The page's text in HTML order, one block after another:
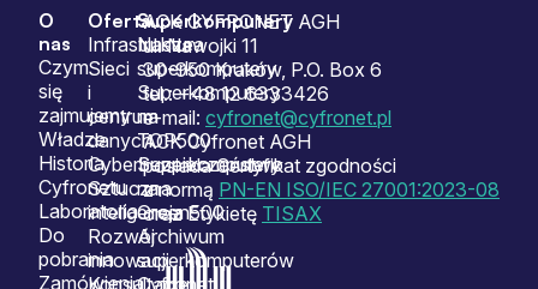
Sitemap
O
nas
Czym
się
zajmujemy
Władze
Historia
Cyfronetu
Laboratoria
Do
pobrania
Zamówienia
Oferta
Infrastruktura
Sieci
i
centrum
danych
Cyberbezpieczeństwo
Sztuczna
inteligencja
Rozwój
innowacji
Konsultacje
Superkomputery
Nasze
superkomputery
Superkomputery
na
TOP500
Superkomputery
na
Green500
Archiwum
superkomputerów
Cyfronetu
ACK CYFRONET AGH
ul. Nawojki 11
30-950 Kraków, P.O. Box 6
tel.: +48 12 6333426
e-mail: cyfronet@cyfronet.pl
ACK Cyfronet AGH
posiada Certyfikat zgodności
z normą PN-EN ISO/IEC 27001:2023-08
oraz Etykietę TISAX